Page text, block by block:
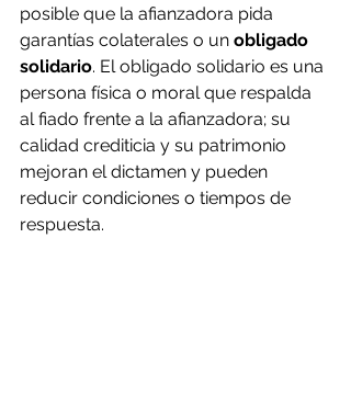
posible que la afianzadora pida
garantías colaterales o un obligado
solidario. El obligado solidario es una
persona física o moral que respalda
al fiado frente a la afianzadora; su
calidad crediticia y su patrimonio
mejoran el dictamen y pueden
reducir condiciones o tiempos de
respuesta.